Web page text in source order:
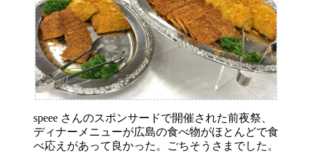
speee さんのスポンサードで開催された前夜祭、
ディナーメニューが広島の食べ物がほとんどで食
べ応えがあって良かった。ごちそうさまでした。